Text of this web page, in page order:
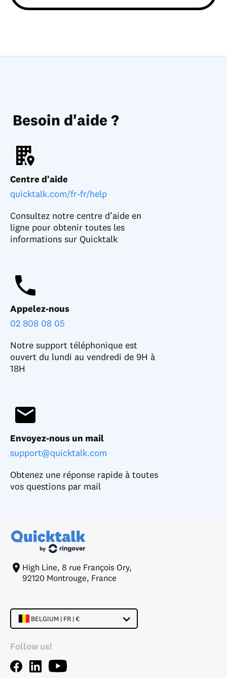
Besoin d'aide ?
Centre d'aide
quicktalk.com/fr-fr/help
Consultez notre centre d’aide en
ligne pour obtenir toutes les
informations sur Quicktalk
Appelez-nous
02 808 08 05
Notre support téléphonique est
ouvert du lundi au vendredi de 9H à
18H
Envoyez-nous un mail
support@quicktalk.com
Obtenez une réponse rapide à toutes
vos questions par mail
High Line, 8 rue François Ory,
92120 Montrouge, France
BELGIUM | FR | €
Follow us!